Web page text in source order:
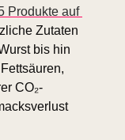
Produkte auf
Zutaten
bis hin
CO₂-